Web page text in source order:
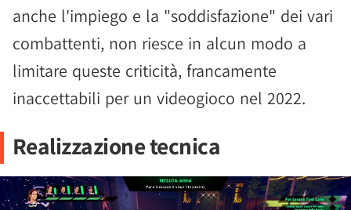
anche l'impiego e la "soddisfazione" dei vari
combattenti, non riesce in alcun modo a
limitare queste criticità, francamente
inaccettabili per un videogioco nel 2022.
Realizzazione tecnica